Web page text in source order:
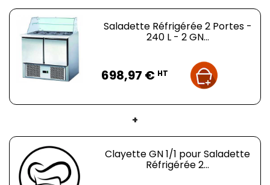
Saladette Réfrigérée 2 Portes -
240 L - 2 GN...
698,97 € HT
+
Clayette GN 1/1 pour Saladette
Réfrigérée 2...